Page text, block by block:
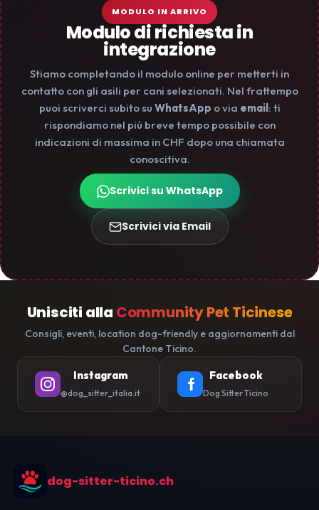
MODULO IN ARRIVO
Modulo di richiesta in
integrazione
Stiamo completando il modulo online per metterti in
contatto con gli asili per cani selezionati. Nel frattempo
puoi scriverci subito su WhatsApp o via email: ti
rispondiamo nel più breve tempo possibile con
indicazioni di massima in CHF dopo una chiamata
conoscitiva.
Scrivici su WhatsApp
Scrivici via Email
Unisciti alla Community Pet Ticinese
Consigli, eventi, location dog-friendly e aggiornamenti dal
Cantone Ticino.
Instagram
@dog_sitter_italia.it
Facebook
Dog Sitter Ticino
dog-sitter-ticino.ch